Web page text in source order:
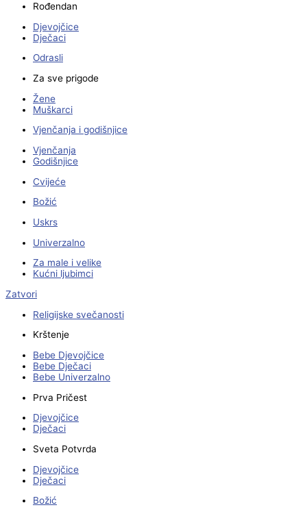
Rođendan
Djevojčice
Dječaci
Odrasli
Za sve prigode
Žene
Muškarci
Vjenčanja i godišnjice
Vjenčanja
Godišnjice
Cvijeće
Božić
Uskrs
Univerzalno
Za male i velike
Kućni ljubimci
Zatvori
Religijske svečanosti
Krštenje
Bebe Djevojčice
Bebe Dječaci
Bebe Univerzalno
Prva Pričest
Djevojčice
Dječaci
Sveta Potvrda
Djevojčice
Dječaci
Božić